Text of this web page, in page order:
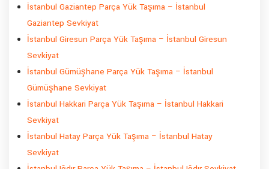
İstanbul Gaziantep Parça Yük Taşıma – İstanbul
Gaziantep Sevkiyat
İstanbul Giresun Parça Yük Taşıma – İstanbul Giresun
Sevkiyat
İstanbul Gümüşhane Parça Yük Taşıma – İstanbul
Gümüşhane Sevkiyat
İstanbul Hakkari Parça Yük Taşıma – İstanbul Hakkari
Sevkiyat
İstanbul Hatay Parça Yük Taşıma – İstanbul Hatay
Sevkiyat